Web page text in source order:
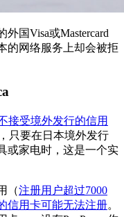
国Visa或Mastercard
网络服务上却会被拒
接受境外发行的信用
只要在日本境外发行
或家电时，这是一个实
（注册用户超过7000
信用卡可能无法注册。